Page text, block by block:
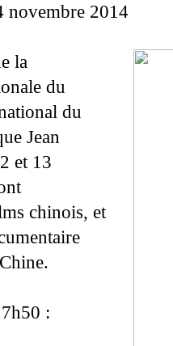
novembre 2014
la
du
du
Jean
et 13
chinois, et
: